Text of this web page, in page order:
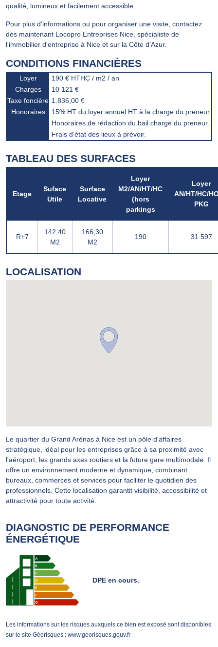
qualité, lumineux et facilement accessible.
Pour plus d'informations ou pour organiser une visite, contactez
dès maintenant Locopro Entreprises Nice, spécialiste de
l'immobilier d'entreprise à Nice et sur la Côte d'Azur.
CONDITIONS FINANCIÈRES
Loyer
190 € HTHC / m2 / an
Charges
10 121 €
Taxe foncière 1.836,00 €
Honoraires
15% HT du loyer annuel HT à la charge du preneur
Honoraires de rédaction du bail charge du preneur.
Frais d'état des lieux à prévoir.
TABLEAU DES SURFACES
Etage
Suface
Utile
Surface
Locative
Loyer
M2/AN/HT/HC
(hors
parkings
Loyer
AN/HT/HC/
PKG
R+7
142,40
M2
166,30
M2
190 31 597
LOCALISATION
Le quartier du Grand Arénas à Nice est un pôle d'affaires
stratégique, idéal pour les entreprises grâce à sa proximité avec
l'aéroport, les grands axes routiers et la future gare multimodale. Il
offre un environnement moderne et dynamique, combinant
bureaux, commerces et services pour faciliter le quotidien des
professionnels. Cette localisation garantit visibilité, accessibilité et
attractivité pour toute activité.
DIAGNOSTIC DE PERFORMANCE
ÉNERGÉTIQUE
DPE en cours.
Les informations sur les risques auxquels ce bien est exposé sont disponibles
sur le site Géorisques : www.georisques.gouv.fr